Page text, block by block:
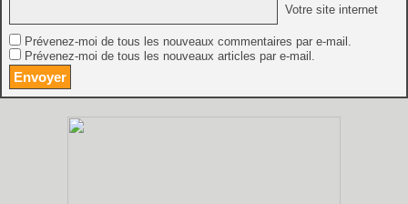
Votre site internet
Prévenez-moi de tous les nouveaux commentaires par e-mail.
Prévenez-moi de tous les nouveaux articles par e-mail.